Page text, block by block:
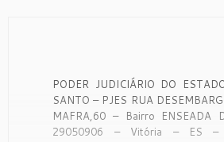
PODER JUDICIÁRIO DO
SANTO – PJES RUA
MAFRA,60 – Bairro ENSEADA
29050906 – Vitória – ES –